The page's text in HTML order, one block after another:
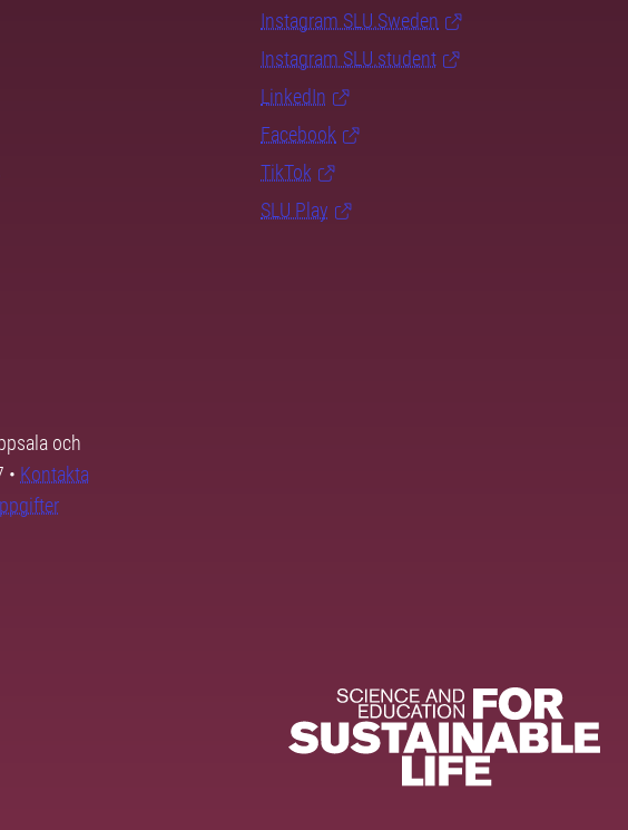
Instagram SLU.Sweden
Instagram SLU.student
LinkedIn
Facebook
TikTok
SLU Play
och
• Kontakta